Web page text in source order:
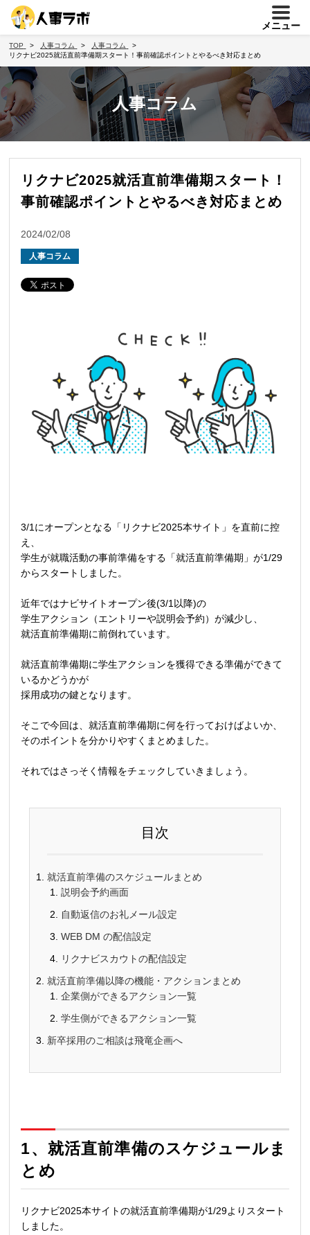
メニュー
TOP 人事コラム
人事コラム
リクナビ2025就活直前準備期スタート！事前確認ポイントとやるべき対応まとめ
人事コラム
リクナビ2025就活直前準備期スタート！
事前確認ポイントとやるべき対応まとめ
2024/02/08
人事コラム
3/1にオープンとなる「リクナビ2025本サイト」を直前に控
え、
学生が就職活動の事前準備をする「就活直前準備期」が1/29
からスタートしました。
近年ではナビサイトオープン後(3/1以降)の
学生アクション（エントリーや説明会予約）が減少し、
就活直前準備期に前倒れています。
就活直前準備期に学生アクションを獲得できる準備ができて
いるかどうかが
採用成功の鍵となります。
そこで今回は、就活直前準備期に何を行っておけばよいか、
そのポイントを分かりやすくまとめました。
それではさっそく情報をチェックしていきましょう。
目次
就活直前準備のスケジュールまとめ
説明会予約画面
自動返信のお礼メール設定
WEB DM の配信設定
リクナビスカウトの配信設定
就活直前準備以降の機能・アクションまとめ
企業側ができるアクション一覧
学生側ができるアクション一覧
新卒採用のご相談は飛竜企画へ
1、 就活直前準備のスケジュールま
とめ
リクナビ2025本サイトの就活直前準備期が1/29よりスタート
しました。